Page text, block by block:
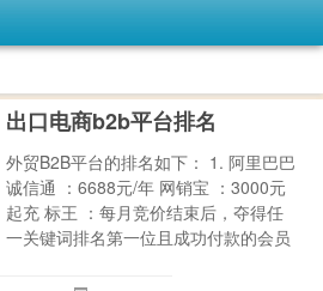
出口电商b2b平台排名
外贸B2B平台的排名如下： 1. 阿里巴巴
诚信通 ：6688元/年 网销宝 ：3000元
起充 标王 ：每月竞价结束后，夺得任
一关键词排名第一位且成功付款的会员